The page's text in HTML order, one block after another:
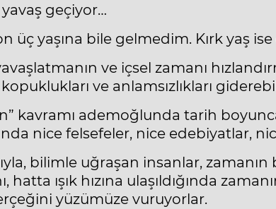
geçiyor…
üç yaşına bile gelmedim. Kırk yaş
ve içsel zamanı
ve anlamsızlıkları
kavramı ademoğlunda tarih
nice felsefeler, nice edebiyatlar,
bilimle uğraşan insanlar, zamanın
hatta ışık hızına ulaşıldığında
yüzümüze vuruyorlar.